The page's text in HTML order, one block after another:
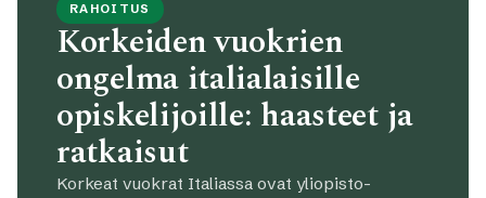
RAHOITUS
Korkeiden vuokrien
ongelma italialaisille
opiskelijoille: haasteet ja
ratkaisut
Korkeat vuokrat Italiassa ovat yliopisto-